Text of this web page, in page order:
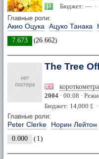
Бюджет: — ·
Главные роли:
Акио Оцука Ацуко Танака
7.673 (26 662)
The Tree
2004 · 00:08 ·
Бюджет: 14,000 £
Главные роли:
Peter Clerke Норин Лейтон
0.000 ( 1)